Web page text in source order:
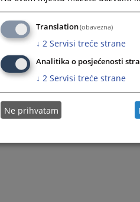
Translation(obavezna)
↓ 2 Servisi treće strane
Analitika o posjećenosti
↓ 2 Servisi treće strane
Ne prihvatam